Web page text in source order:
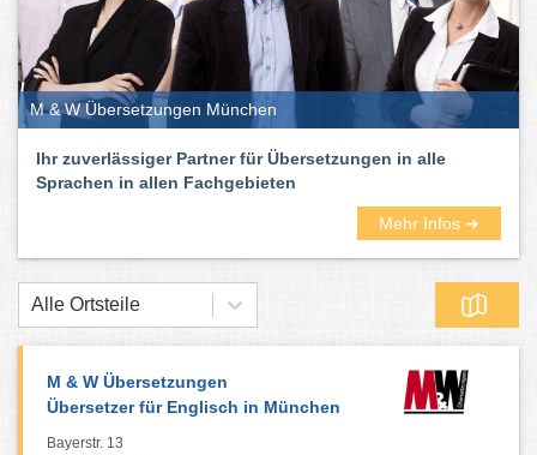
M & W Übersetzungen München
Ihr zuverlässiger Partner für Übersetzungen in alle
Sprachen in allen Fachgebieten
Mehr Infos ➜
Alle Ortsteile
M & W Übersetzungen
Übersetzer für Englisch in München
Bayerstr. 13